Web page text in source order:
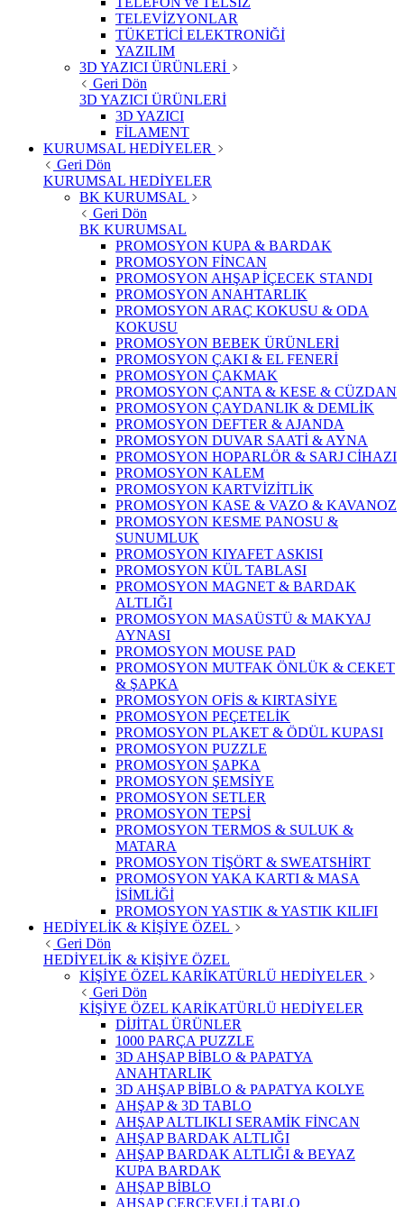
TELEVİZYONLAR
TÜKETİCİ ELEKTRONİĞİ
YAZILIM
3D YAZICI ÜRÜNLERİ
Geri Dön
3D YAZICI ÜRÜNLERİ
3D YAZICI
FİLAMENT
KURUMSAL HEDİYELER
Geri Dön
KURUMSAL HEDİYELER
BK KURUMSAL
Geri Dön
BK KURUMSAL
PROMOSYON KUPA & BARDAK
PROMOSYON FİNCAN
PROMOSYON AHŞAP İÇECEK STANDI
PROMOSYON ANAHTARLIK
PROMOSYON ARAÇ KOKUSU & ODA
KOKUSU
PROMOSYON BEBEK ÜRÜNLERİ
PROMOSYON ÇAKI & EL FENERİ
PROMOSYON ÇAKMAK
PROMOSYON ÇANTA & KESE & CÜZDAN
PROMOSYON ÇAYDANLIK & DEMLİK
PROMOSYON DEFTER & AJANDA
PROMOSYON DUVAR SAATİ & AYNA
PROMOSYON HOPARLÖR & SARJ CİHAZI
PROMOSYON KALEM
PROMOSYON KARTVİZİTLİK
PROMOSYON KASE & VAZO & KAVANOZ
PROMOSYON KESME PANOSU &
SUNUMLUK
PROMOSYON KIYAFET ASKISI
PROMOSYON KÜL TABLASI
PROMOSYON MAGNET & BARDAK
ALTLIĞI
PROMOSYON MASAÜSTÜ & MAKYAJ
AYNASI
PROMOSYON MOUSE PAD
PROMOSYON MUTFAK ÖNLÜK & CEKET
& ŞAPKA
PROMOSYON OFİS & KIRTASİYE
PROMOSYON PEÇETELİK
PROMOSYON PLAKET & ÖDÜL KUPASI
PROMOSYON PUZZLE
PROMOSYON ŞAPKA
PROMOSYON ŞEMSİYE
PROMOSYON SETLER
PROMOSYON TEPSİ
PROMOSYON TERMOS & SULUK &
MATARA
PROMOSYON TİŞÖRT & SWEATSHİRT
PROMOSYON YAKA KARTI & MASA
İSİMLİĞİ
PROMOSYON YASTIK & YASTIK KILIFI
HEDİYELİK & KİŞİYE ÖZEL
Geri Dön
HEDİYELİK & KİŞİYE ÖZEL
KİŞİYE ÖZEL KARİKATÜRLÜ HEDİYELER
Geri Dön
KİŞİYE ÖZEL KARİKATÜRLÜ HEDİYELER
DİJİTAL ÜRÜNLER
1000 PARÇA PUZZLE
3D AHŞAP BİBLO & PAPATYA
ANAHTARLIK
3D AHŞAP BİBLO & PAPATYA KOLYE
AHŞAP & 3D TABLO
AHŞAP ALTLIKLI SERAMİK FİNCAN
AHŞAP BARDAK ALTLIĞI
AHŞAP BARDAK ALTLIĞI & BEYAZ
KUPA BARDAK
AHŞAP BİBLO
AHŞAP ÇERÇEVELİ TABLO